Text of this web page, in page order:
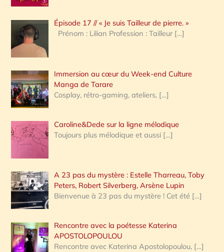
c
h
e
:
Épisode 17 // « Je suis Tailleur de pierre. »
Prénom : Lilian Profession : Tailleur […]
Immersion au cœur du Week-end Culture
Manga de Tarare
Cosplay, rétro-gaming, ateliers, […]
Caroline&Dede sur la ligne mélodique
Toujours plus mélodique et aussi […]
A 23 pas du mystère : Estelle Tharreau, Toby
Peters, Robert Silverberg, Arsène Lupin
Bienvenue à 23 pas du mystère ! Cet été […]
Rencontre avec la poétesse Katerina
APOSTOLOPOULOU
Rencontre avec Katerina Apostolopoulou, […]